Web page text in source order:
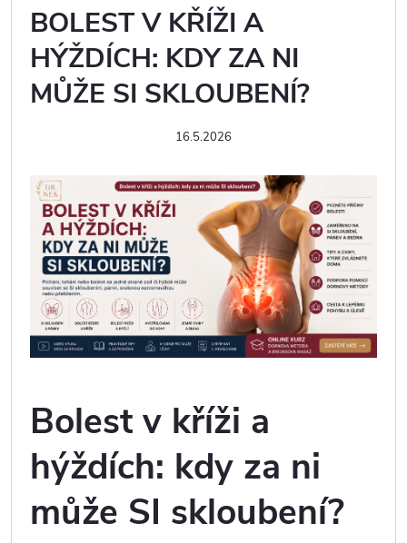
BOLEST V KŘÍŽI A
HÝŽDÍCH: KDY ZA NI
MŮŽE SI SKLOUBENÍ?
16.5.2026
Bolest v kříži a
hýždích: kdy za ni
může SI skloubení?